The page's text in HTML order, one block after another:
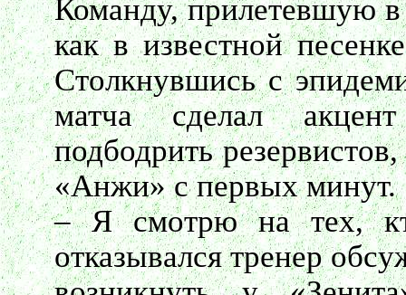
Команду, прилетевшую
как в известной
Столкнувшись с
матча сделал
подбодрить
«Анжи» с первых минут.
– Я смотрю на тех,
отказывался тренер